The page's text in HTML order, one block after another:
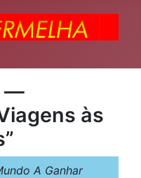
—
às
A Ganhar